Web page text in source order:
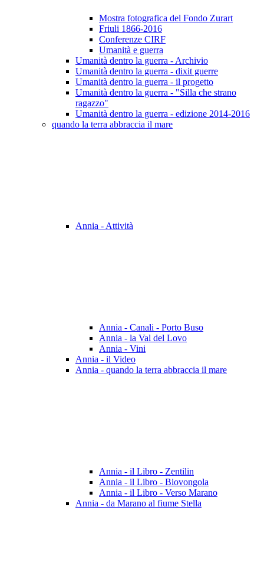
Mostra fotografica del Fondo Zurart
Friuli 1866-2016
Conferenze CIRF
Umanità e guerra
Umanità dentro la guerra - Archivio
Umanità dentro la guerra - dixit guerre
Umanità dentro la guerra - il progetto
Umanità dentro la guerra - "Silla che strano
ragazzo"
Umanità dentro la guerra - edizione 2014-2016
quando la terra abbraccia il mare
Annia - Attività
Annia - Canali - Porto Buso
Annia - la Val del Lovo
Annia - Vini
Annia - il Video
Annia - quando la terra abbraccia il mare
Annia - il Libro - Zentilin
Annia - il Libro - Biovongola
Annia - il Libro - Verso Marano
Annia - da Marano al fiume Stella